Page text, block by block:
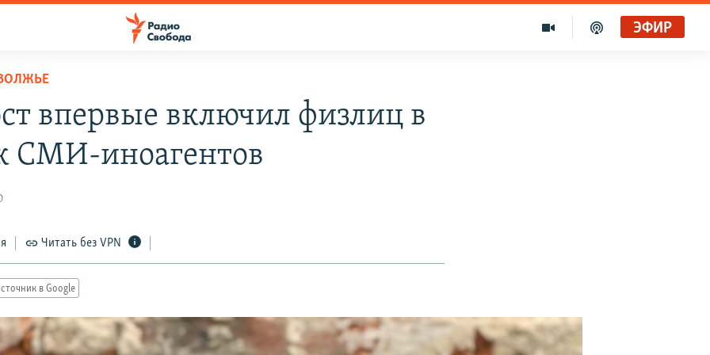
ЭФИР
впервые включил физлиц в
СМИ-иноагентов
Читать без VPN
в Google